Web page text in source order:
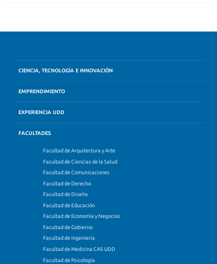
CIENCIA, TECNOLOGÍA E INNOVACIÓN
EMPRENDIMIENTO
EXPERIENCIA UDD
FACULTADES
Facultad de Arquitectura y Arte
Facultad de Ciencias de la Salud
Facultad de Comunicaciones
Facultad de Derecho
Facultad de Diseño
Facultad de Educación
Facultad de Economía y Negocios
Facultad de Gobierno
Facultad de Ingeniería
Facultad de Medicina CAS UDD
Facultad de Psicología